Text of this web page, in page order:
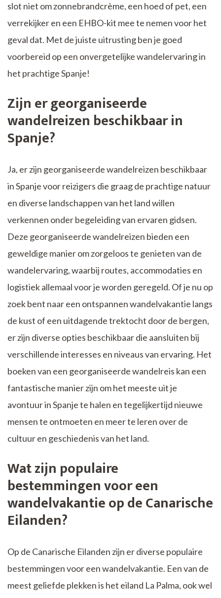
slot niet om zonnebrandcrème, een hoed of pet, een
verrekijker en een EHBO-kit mee te nemen voor het
geval dat. Met de juiste uitrusting ben je goed
voorbereid op een onvergetelijke wandelervaring in
het prachtige Spanje!
Zijn er georganiseerde
wandelreizen beschikbaar in
Spanje?
Ja, er zijn georganiseerde wandelreizen beschikbaar
in Spanje voor reizigers die graag de prachtige natuur
en diverse landschappen van het land willen
verkennen onder begeleiding van ervaren gidsen.
Deze georganiseerde wandelreizen bieden een
geweldige manier om zorgeloos te genieten van de
wandelervaring, waarbij routes, accommodaties en
logistiek allemaal voor je worden geregeld. Of je nu op
zoek bent naar een ontspannen wandelvakantie langs
de kust of een uitdagende trektocht door de bergen,
er zijn diverse opties beschikbaar die aansluiten bij
verschillende interesses en niveaus van ervaring. Het
boeken van een georganiseerde wandelreis kan een
fantastische manier zijn om het meeste uit je
avontuur in Spanje te halen en tegelijkertijd nieuwe
mensen te ontmoeten en meer te leren over de
cultuur en geschiedenis van het land.
Wat zijn populaire
bestemmingen voor een
wandelvakantie op de Canarische
Eilanden?
Op de Canarische Eilanden zijn er diverse populaire
bestemmingen voor een wandelvakantie. Een van de
meest geliefde plekken is het eiland La Palma, ook wel